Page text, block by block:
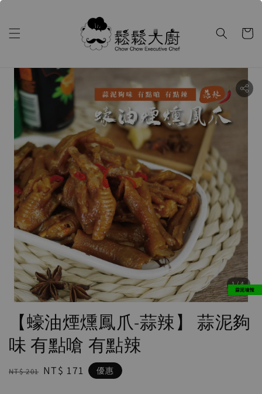
1/4
蒜泥嗆辣
【蠔油煙燻鳳爪-蒜辣】 蒜泥夠
味 有點嗆 有點辣
Regular
NT$ 201 Sale
NT$ 171 優惠